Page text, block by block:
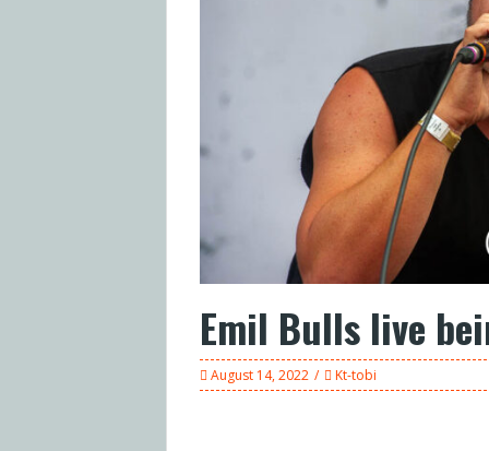
Emil Bulls live
August 14, 2022 Kt-tobi